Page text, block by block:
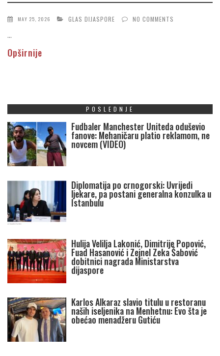
MAY 25, 2026 GLAS DIJASPORE NO COMMENTS
...
Opširnije
POSLEDNJE
Fudbaler Manchester Uniteda oduševio
fanove: Mehaničaru platio reklamom, ne
novcem (VIDEO)
Diplomatija po crnogorski: Uvrijedi
ljekare, pa postani generalna konzulka u
Istanbulu
Hulija Velilja Lakonić, Dimitrije Popović,
Fuad Hasanović i Zejnel Zeka Šabović
dobitnici nagrada Ministarstva
dijaspore
Karlos Alkaraz slavio titulu u restoranu
naših iseljenika na Menhetnu: Evo šta je
obećao menadžeru Gutiću